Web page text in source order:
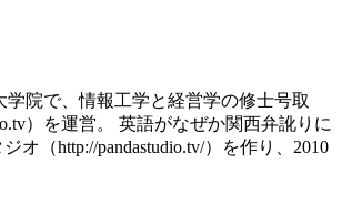
院で、情報工学と経営学の修士号取
）を運営。 英語がなぜか関西弁訛りに
（http://pandastudio.tv/）を作り、2010